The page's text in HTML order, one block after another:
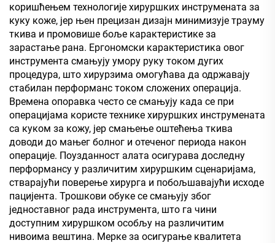
коришћењем технологије хируршких инструмената за
куку коже, јер њен прецизан дизајн минимизује трауму
ткива и промовише боље карактеристике за
зарастање рана. Ергономски карактеристика овог
инструмента смањују умору руку током дугих
процедура, што хирурзима омогућава да одржавају
стабилан перформанс током сложених операција.
Времена опоравка често се смањују када се при
операцијама користе технике хируршких инструмената
са куком за кожу, јер смањење оштећења ткива
доводи до мањег болног и отеченог периода након
операције. Поузданност алата осигурава доследну
перформансу у различитим хируршким сценаријама,
стварајући поверење хирурга и побољшавајући исходе
пацијента. Трошкови обуке се смањују због
једноставног рада инструмента, што га чини
доступним хируршком особљу на различитим
нивоима вештина. Мерке за осигурање квалитета